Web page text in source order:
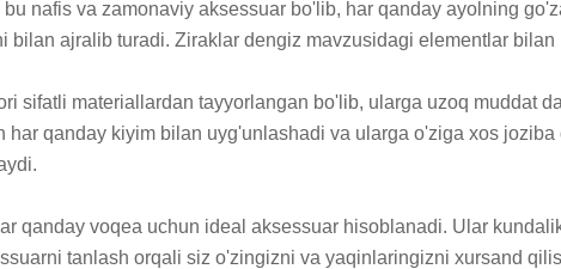
nafis va zamonaviy aksessuar bo'lib, har qanday ayolning
bilan ajralib turadi. Ziraklar dengiz mavzusidagi elementlar
sifatli materiallardan tayyorlangan bo'lib, ularga uzoq muddat
har qanday kiyim bilan uyg'unlashadi va ularga o'ziga xos
qanday voqea uchun ideal aksessuar hisoblanadi. Ular
tanlash orqali siz o'zingizni va yaqinlaringizni xursand